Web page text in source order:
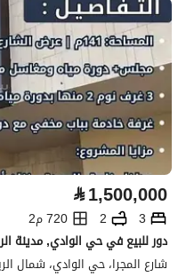
⃁1,500,000
3
2
720 م2
دور للبيع في حي الوادي, مدينة
شارع المجرا، حي الوادي، شمال